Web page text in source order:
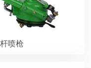
喷枪